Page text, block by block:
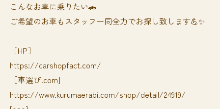
⁡⁡⁡こんなお車に乗りたい🚗
ご希望のお車もスタッフ一同全力でお探し致します💪✨
［HP］
https://carshopfact.com/
［車選び.com]
https://www.kurumaerabi.com/shop/detail/24919/